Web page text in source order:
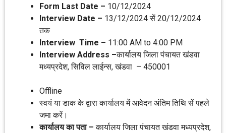
Form Last Date – 10/12/2024
Interview Date – 13/12/2024 सें 20/12/2024
तक
Interview Time – 11:00 AM to 4:00 PM
Interview Address –कार्यालय जिला पंचायत खंडवा
मध्‍यप्रदेश, सिविल लाईन्‍स, खंडवा – 450001
Offline
स्‍वयं या डाक के द्वारा कार्यालय में आवेदन अंतिम तिथि सें पहले
जमा करें।
कार्यालय का पता –कार्यालय जिला पंचायत खंडवा मध्‍यप्रदेश,